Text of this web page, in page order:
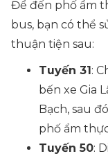
Để đến phố ẩm
bus, bạn có thể
thuận tiện sau:
Tuyến 31:
bến xe Gia
Bạch, sau
phố ẩm
Tuyến 50: